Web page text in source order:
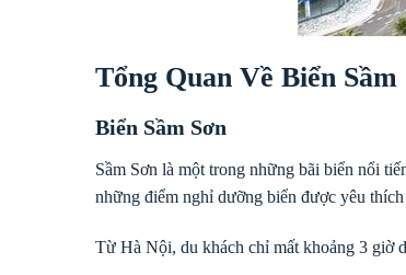
Tổng Quan Về Biển
Biển Sầm Sơn
Sầm Sơn là một trong những bãi biển nổi
những điểm nghỉ dưỡng biển được yêu
Từ Hà Nội, du khách chỉ mất khoảng 3 giờ